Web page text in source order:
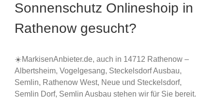
Sonnenschutz Onlineshoip in
Rathenow gesucht?
☀️MarkisenAnbieter.de, auch in 14712 Rathenow –
Albertsheim, Vogelgesang, Steckelsdorf Ausbau,
Semlin, Rathenow West, Neue und Steckelsdorf,
Semlin Dorf, Semlin Ausbau stehen wir für Sie bereit.